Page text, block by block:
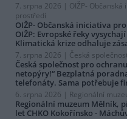
7. srpna 2026 | OIŽP-
prostředí
OIŽP- Občanská iniciativa
OIŽP: Evropské řeky
Klimatická krize odhaluje
7. srpna 2026 | Česká
Česká společnost pro
netopýry!“ Bezplatná
telefonáty. Sama potřebuje
6. srpna 2026 | Regionální
Regionální muzeum Mělník,
let CHKO Kokořínsko -